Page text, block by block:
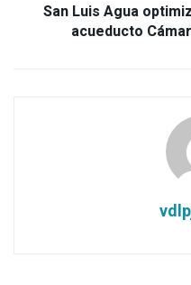
San Luis Agua
acueducto